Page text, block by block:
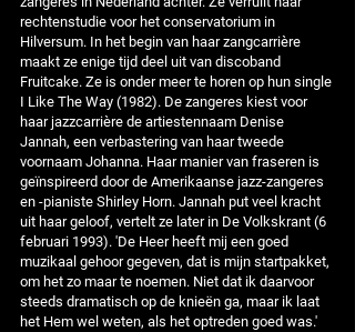
rechtenstudie voor het conservatorium in
Hilversum. In het begin van haar zangcarrière
maakt ze enige tijd deel uit van discoband
Fruitcake. Ze is onder meer te horen op hun single
I Like The Way (1982). De zangeres kiest voor
haar jazzcarrière de artiestennaam Denise
Jannah, een verbastering van haar tweede
voornaam Johanna. Haar manier van fraseren is
geïnspireerd door de Amerikaanse jazz-zangeres
en -pianiste Shirley Horn. Jannah put veel kracht
uit haar geloof, vertelt ze later in De Volkskrant (6
februari 1993). 'De Heer heeft mij een goed
muzikaal gehoor gegeven, dat is mijn startpakket,
om het zo maar te noemen. Niet dat ik daarvoor
steeds dramatisch op de knieën ga, maar ik laat
het Hem wel weten, als het optreden goed was.'